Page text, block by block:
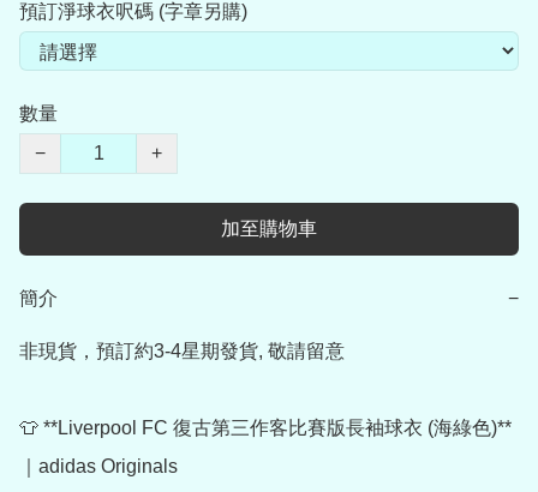
預訂淨球衣呎碼 (字章另購)
數量
−
+
加至購物車
簡介 −
非現貨，預訂約3-4星期發貨, 敬請留意
👕 **Liverpool FC 復古第三作客比賽版長袖球衣 (海綠色)**
｜adidas Originals